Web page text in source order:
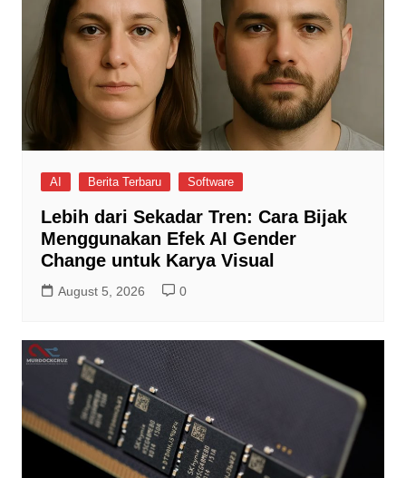
AI Berita Terbaru Software
Lebih dari Sekadar Tren: Cara Bijak
Menggunakan Efek AI Gender
Change untuk Karya Visual
August 5, 2026 0